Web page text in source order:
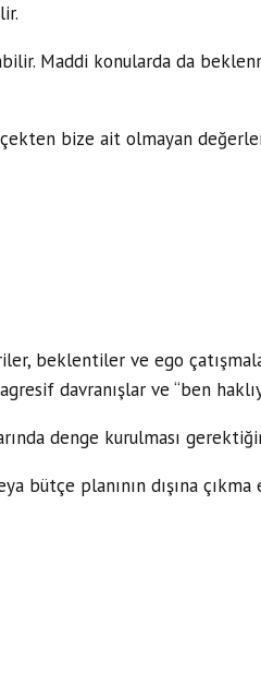
Maddi konularda da
bize ait olmayan
beklentiler ve ego
davranışlar ve “ben
denge kurulması
bütçe planının dışına